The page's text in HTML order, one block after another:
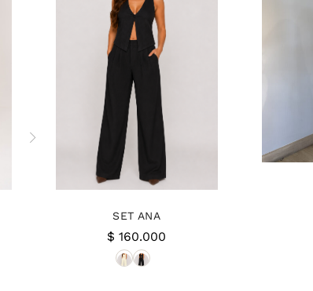
SET ANA
$ 160.000